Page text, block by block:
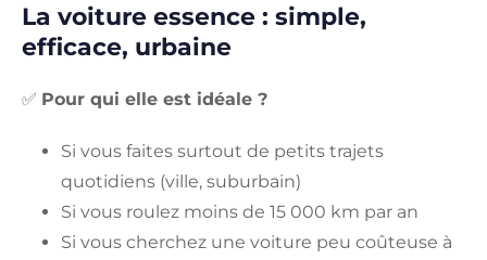
La voiture essence : simple,
efficace, urbaine
✅ Pour qui elle est idéale ?
Si vous faites surtout de petits trajets
quotidiens (ville, suburbain)
Si vous roulez moins de 15 000 km par an
Si vous cherchez une voiture peu coûteuse à